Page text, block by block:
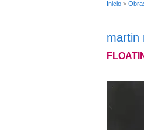
Inicio >
martin